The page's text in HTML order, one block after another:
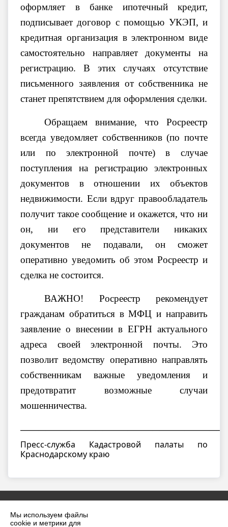
Мы используем файлы
cookie и метрики для
оформляет в банке ипотечный кредит,
подписывает договор с помощью УКЭП, и
кредитная организация в электронном виде
самостоятельно направляет документы на
регистрацию. В этих случаях отсутствие
письменного заявления от собственника не
станет препятствием для оформления сделки.
Обращаем внимание, что Росреестр
всегда уведомляет собственников (по почте
или по электронной почте) в случае
поступления на регистрацию электронных
документов в отношении их объектов
недвижимости. Если вдруг правообладатель
получит такое сообщение и окажется, что ни
он, ни его представители никаких
документов не подавали, он сможет
оперативно уведомить об этом Росреестр и
сделка не состоится.
ВАЖНО! Росреестр рекомендует
гражданам обратиться в МФЦ и направить
заявление о внесении в ЕГРН актуального
адреса своей электронной почты. Это
позволит ведомству оперативно направлять
собственникам важные уведомления и
предотвратит возможные случаи
мошенничества.
Пресс-служба Кадастровой палаты по
Краснодарскому краю